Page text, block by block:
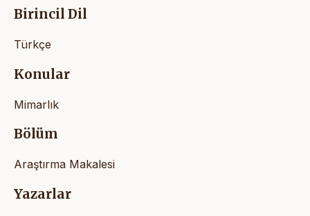
Birincil Dil
Türkçe
Konular
Mimarlık
Bölüm
Araştırma Makalesi
Yazarlar